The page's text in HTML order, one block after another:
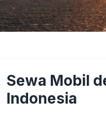
Sewa Mobil
Indonesia